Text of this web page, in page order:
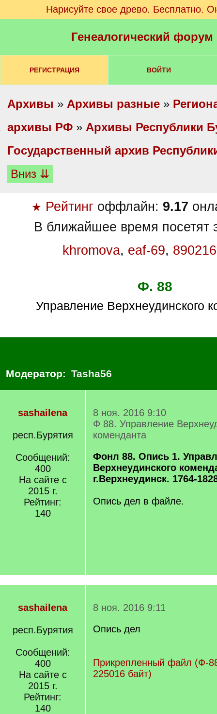
Нарисуйте свое древо. Бесплатно.
Генеалогический
РЕГИСТРАЦИЯ ВОЙТИ
Архивы » Архивы разные »
архивы РФ » Архивы Республики
Государственный архив
Вниз ⇊
★ Рейтинг оффлайн: 9.17
В ближайшее время посетят
khromova, eaf-69,
Ф. 88
Управление Верхнеудинского
Модератор: Tasha56
sashailena
респ.Бурятия
Сообщений:
400
На сайте с
2015 г.
Рейтинг:
140
8 ноя. 2016 9:10
Ф 88. Управление
коменданта
Фонл 88. Опись 1.
Верхнеудинского
г.Верхнеудинск. 1764-
Опись дел в файле.
sashailena
респ.Бурятия
Сообщений:
400
На сайте с
2015 г.
Рейтинг:
140
8 ноя. 2016 9:11
Опись дел
Прикрепленный файл (Ф-
225016 байт)